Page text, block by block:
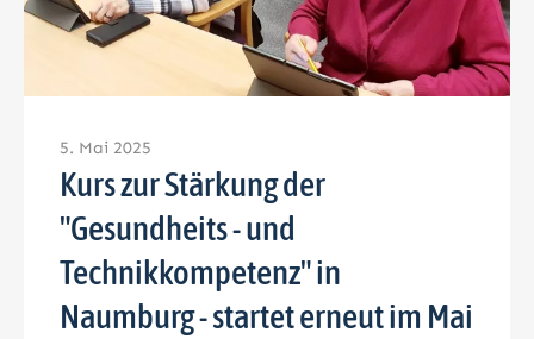
5. Mai 2025
Kurs zur Stärkung der
"Gesundheits - und
Technikkompetenz" in
Naumburg - startet erneut im Mai